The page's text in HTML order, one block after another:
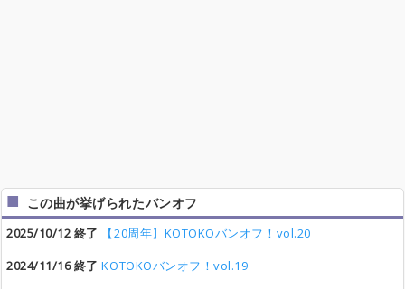
この曲が挙げられたバンオフ
2025/10/12 終了
【20周年】KOTOKOバンオフ！vol.20
2024/11/16 終了 KOTOKOバンオフ！vol.19